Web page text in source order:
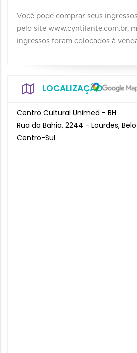
Você pode comprar seus
pelo site www.cyntilante.com.br,
ingressos foram colocados à
LOCALIZAÇÃO
Centro Cultural Unimed - BH
Rua da Bahia, 2244 - Lourdes,
Centro-Sul